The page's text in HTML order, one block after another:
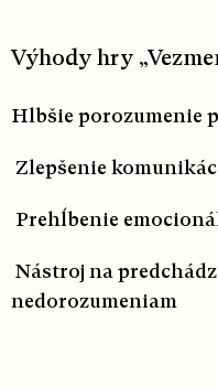
Výhody hry
Hlbšie porozumenie
Zlepšenie
Prehĺbenie
Nástroj na
nedorozumeniam